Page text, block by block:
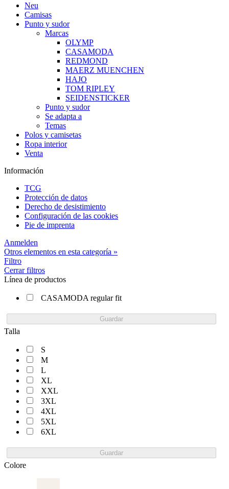
Neu
Camisas
Punto y sudor
Marcas
OLYMP
CASAMODA
REDMOND
MAERZ MUENCHEN
HAJO
TOM RIPLEY
SEIDENSTICKER
Punto y sudor
Se adapta a
Temas
Polos y camisetas
Ropa interior
Venta
Información
TCG
Protección de datos
Derecho de desistimiento
Configuración de las cookies
Pie de imprenta
Anmelden
Otros elementos en esta categoría »
Filtro
Cerrar filtros
Línea de productos
CASAMODA regular fit
Guardar
Talla
S
M
L
XL
XXL
3XL
4XL
5XL
6XL
Guardar
Colore